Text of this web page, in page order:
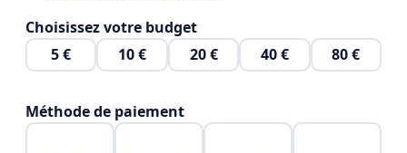
Choisissez votre budget
5 €
10 € 20 € 40 € 80 €
Méthode de paiement